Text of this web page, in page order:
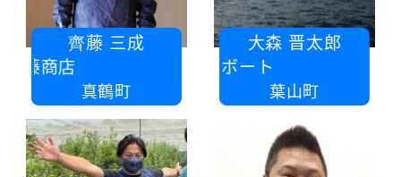
齊藤 三成
藤商店
真鶴町
大森 晋太郎
オオモリボート
葉山町